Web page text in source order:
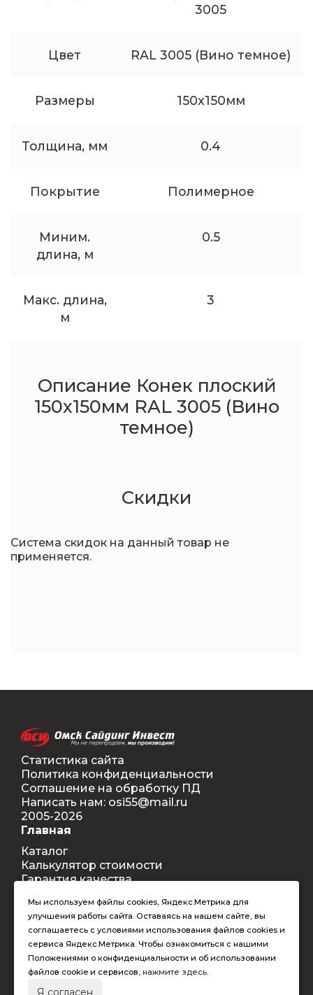
3005
Цвет RAL 3005 (Вино темное)
Размеры 150x150мм
Толщина, мм 0.4
Покрытие Полимерное
Миним.
длина, м
0.5
Макс. длина,
м
3
Описание Конек плоский
150x150мм RAL 3005 (Вино
темное)
Скидки
Система скидок на данный товар не
применяется.
Статистика сайта
Политика конфиденциальности
Соглашение на обработку ПД
Написать нам: osi55@mail.ru
2005-2026
Главная
Каталог
Калькулятор стоимости
Гарантия качества
Контакты
Покупателям
Способы оплаты
Условия оформления заказа
Таблица допустимых размеров
Мы используем файлы cookies, Яндекс.Метрика для
улучшения работы сайта. Оставаясь на нашем сайте, вы
соглашаетесь с условиями использования файлов cookies и
сервиса Яндекс.Метрика. Чтобы ознакомиться с нашими
Положениями о конфиденциальности и об использовании
файлов cookie и сервисов, нажмите здесь.
Я согласен